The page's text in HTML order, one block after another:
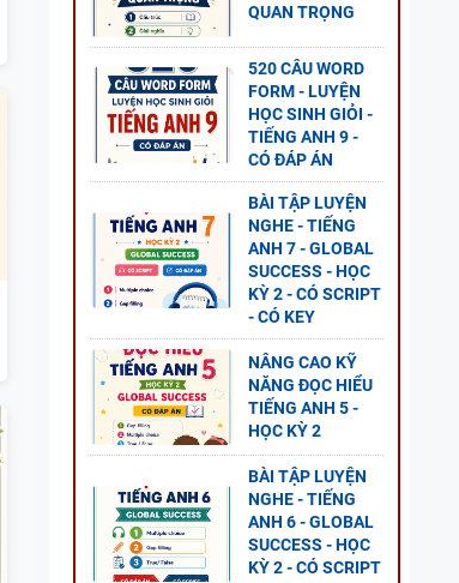
QUAN TRỌNG
520 CÂU WORD
FORM - LUYỆN
HỌC SINH GIỎI -
TIẾNG ANH 9 -
CÓ ĐÁP ÁN
BÀI TẬP LUYỆN
NGHE - TIẾNG
ANH 7 - GLOBAL
SUCCESS - HỌC
KỲ 2 - CÓ SCRIPT
- CÓ KEY
NÂNG CAO KỸ
NĂNG ĐỌC HIỂU
TIẾNG ANH 5 -
HỌC KỲ 2
BÀI TẬP LUYỆN
NGHE - TIẾNG
ANH 6 - GLOBAL
SUCCESS - HỌC
KỲ 2 - CÓ SCRIPT